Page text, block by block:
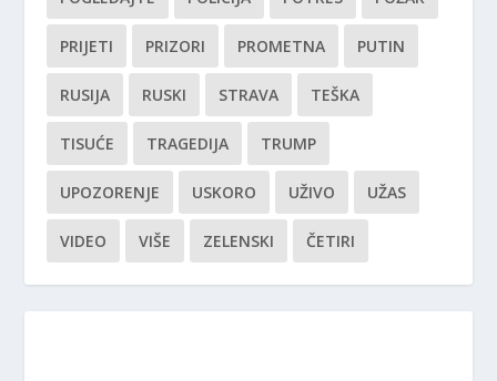
PRIJETI PRIZORI PROMETNA PUTIN
RUSIJA RUSKI STRAVA TEŠKA
TISUĆE TRAGEDIJA TRUMP
UPOZORENJE USKORO UŽIVO UŽAS
VIDEO VIŠE ZELENSKI ČETIRI